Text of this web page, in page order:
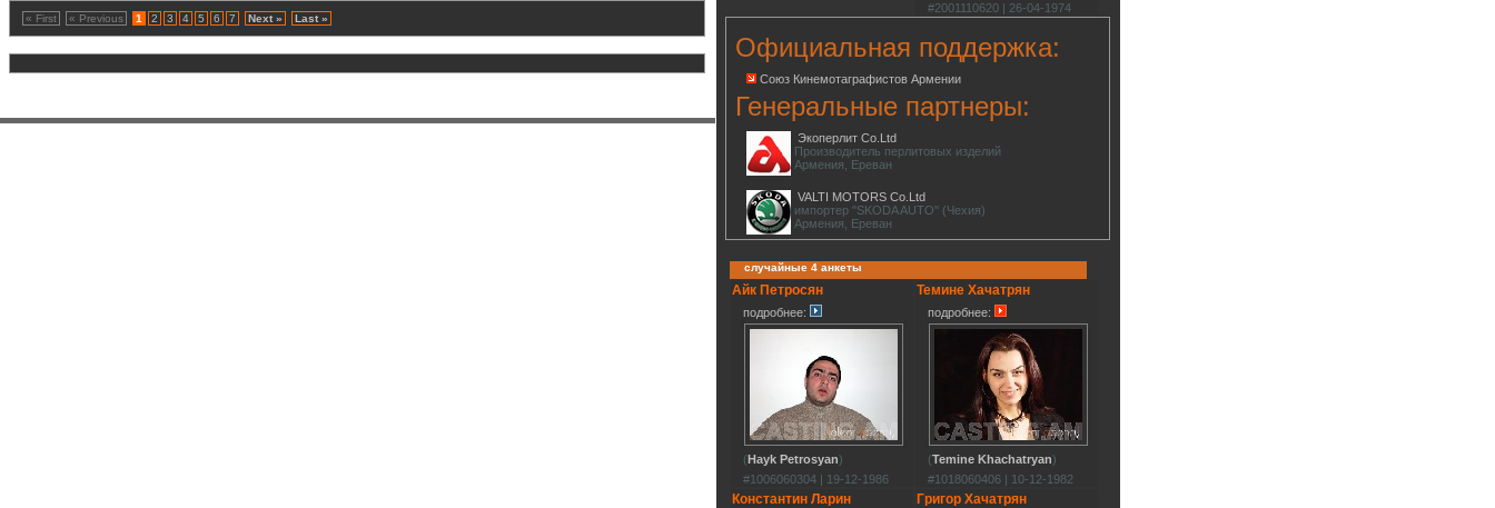
« First « Previous 1 2 3 4 5 6 7 Next » Last »
#2001110620 | 26-04-1974
Официальная поддержка:
Союз Кинемотаграфистов Армении
Генеральные партнеры:
Экоперлит Co.Ltd
Производитель перлитовых изделий
Армения, Ереван
VALTI MOTORS Co.Ltd
импортер "SKODA AUTO" (Чехия)
Армения, Ереван
случайные 4 анкеты
Айк Петросян
подробнее:
(Hayk Petrosyan)
#1006060304 | 19-12-1986
Темине Хачатрян
подробнее:
(Temine Khachatryan)
#1018060406 | 10-12-1982
Константин Ларин Григор Хачатрян